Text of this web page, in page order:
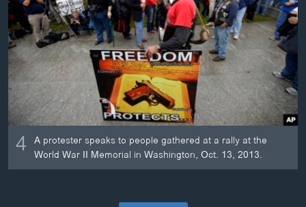
4 A protester speaks to people gathered at a rally at the
World War II Memorial in Washington, Oct. 13, 2013.